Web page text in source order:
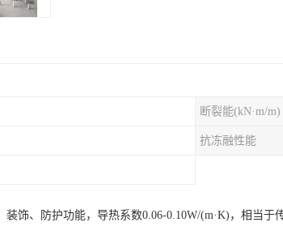
断裂能(kN·m/m)
抗冻融性能
装饰、防护功能，导热系数0.06-0.10W/(m·K)，相当